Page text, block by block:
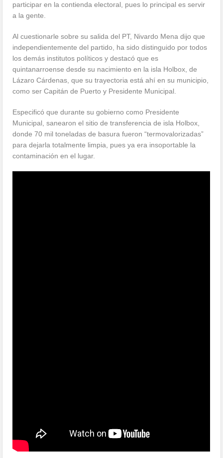
participar en la contienda electoral, pues lo principal es servir
a la gente.
Al cuestionarle sobre su salida del PT, Nivardo Mena dijo que
independientemente del partido, ha sido distinguido por todos
los demás institutos políticos y destacó que es
quintanarroense desde su nacimiento en la isla Holbox, de
Lázaro Cárdenas, que su trayectoria está ahí en su municipio,
como ser Capitán de Puerto y Presidente Municipal.
Especificó que durante su gobierno como Presidente
Municipal, sanearon el sitio de transferencia de isla Holbox,
donde 70 mil toneladas de basura fueron “termovalorizadas”
para dejarla totalmente limpia, pues ya era insoportable la
contaminación en el lugar.